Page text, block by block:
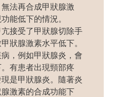
法再合成甲狀腺激
能低下的情況。
接受了甲狀腺切除手
狀腺激素水平低下。
，例如甲狀腺炎，會
有患者出現頸部疼
是甲狀腺炎。隨著炎
激素的合成功能下